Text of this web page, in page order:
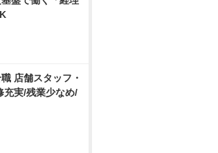
店舗スタッフ・
充実/残業少なめ/